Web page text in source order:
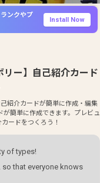
ンクやプ
Install Now
リー】自己紹介カード
紹介カードが簡単に作成・編集
簡単に作成できます。プレビュ
ードをつくろう！
of types!
that everyone knows